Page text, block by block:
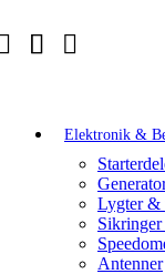
Elektronik &
Lygter &
Antenner